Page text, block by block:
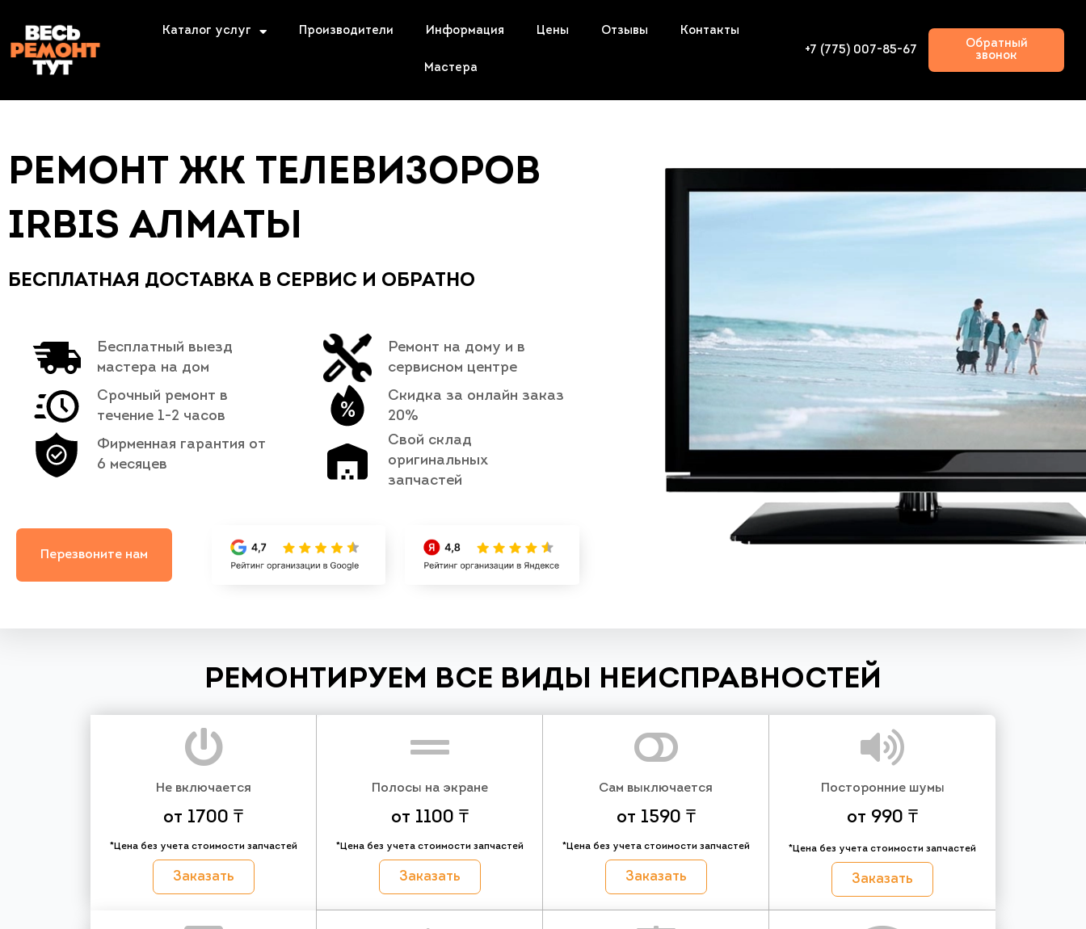
Каталог услуг Производители Информация Цены Отзывы Контакты
Мастера
+7 (775) 007-85-67
Обратный
звонок
РЕМОНТ ЖК ТЕЛЕВИЗОРОВ
IRBIS АЛМАТЫ
БЕСПЛАТНАЯ ДОСТАВКА В СЕРВИС И ОБРАТНО
Бесплатный выезд
мастера на дом
Срочный ремонт в
течение 1-2 часов
Фирменная гарантия от
6 месяцев
Ремонт на дому и в
сервисном центре
Скидка за онлайн заказ
20%
Свой склад
оригинальных
запчастей
Перезвоните нам
РЕМОНТИРУЕМ ВСЕ ВИДЫ НЕИСПРАВНОСТЕЙ
Не включается
от 1700 ₸
*Цена без учета стоимости запчастей
Заказать
Полосы на экране
от 1100 ₸
*Цена без учета стоимости запчастей
Заказать
Сам выключается
от 1590 ₸
*Цена без учета стоимости запчастей
Заказать
Посторонние шумы
от 990 ₸
*Цена без учета стоимости запчастей
Заказать